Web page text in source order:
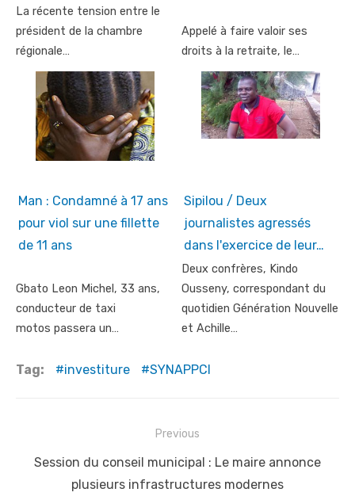
La récente tension entre le
président de la chambre
régionale…
Appelé à faire valoir ses
droits à la retraite, le…
Man : Condamné à 17 ans
pour viol sur une fillette
de 11 ans
Gbato Leon Michel, 33 ans,
conducteur de taxi
motos passera un…
Sipilou / Deux
journalistes agressés
dans l'exercice de leur…
Deux confrères, Kindo
Ousseny, correspondant du
quotidien Génération Nouvelle
et Achille…
Tag: investiture SYNAPPCI
navigation
Previous
Previous
Session du conseil municipal : Le maire annonce
plusieurs infrastructures modernes